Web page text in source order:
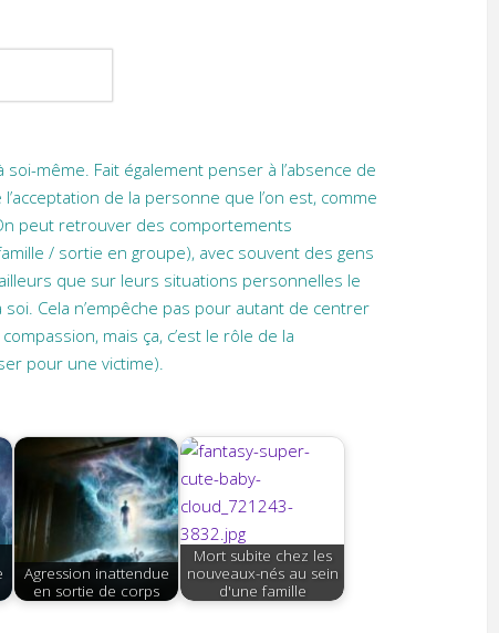
même. Fait également penser à l’absence de
de la personne que l’on est, comme
peut retrouver des comportements
/ sortie en groupe), avec souvent des gens
que sur leurs situations personnelles le
Cela n’empêche pas pour autant de centrer
mais ça, c’est le rôle de la
pour une victime).
Agression inattendue
en sortie de corps
Mort subite chez les
nouveaux-nés au sein
d'une famille